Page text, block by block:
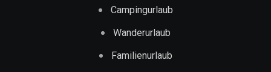
Campingurlaub
Wanderurlaub
Familienurlaub